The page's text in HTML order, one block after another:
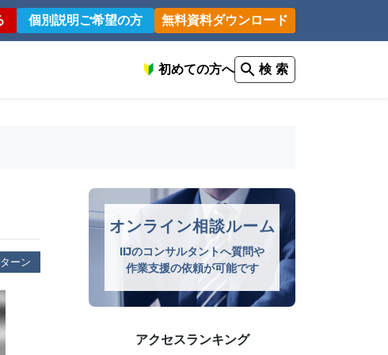
個別説明ご希望の方 無料資料ダウンロード
初めての方へ 検 索
ーン
オンライン相談ルーム
IIJのコンサルタントへ質問や
作業支援の依頼が可能です
アクセスランキング